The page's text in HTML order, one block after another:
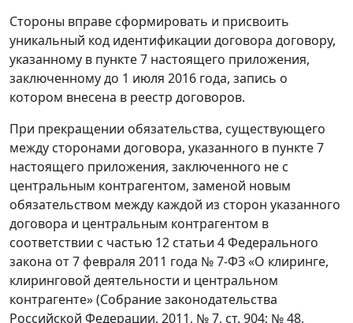
Стороны вправе сформировать и присвоить
уникальный код идентификации договора договору,
указанному в пункте 7 настоящего приложения,
заключенному до 1 июля 2016 года, запись о
котором внесена в реестр договоров.
При прекращении обязательства, существующего
между сторонами договора, указанного в пункте 7
настоящего приложения, заключенного не с
центральным контрагентом, заменой новым
обязательством между каждой из сторон указанного
договора и центральным контрагентом в
соответствии с частью 12 статьи 4 Федерального
закона от 7 февраля 2011 года № 7-ФЗ «О клиринге,
клиринговой деятельности и центральном
контрагенте» (Собрание законодательства
Российской Федерации, 2011, № 7, ст. 904; № 48,